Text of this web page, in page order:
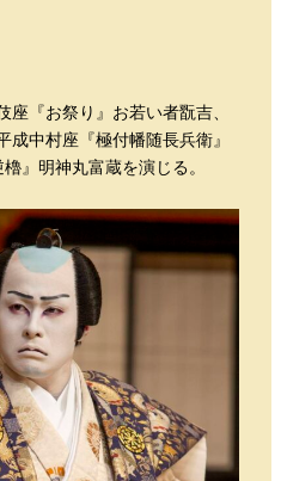
『お祭り』お若い者翫吉、
中村座『極付幡随長兵衛』
』明神丸富蔵を演じる。